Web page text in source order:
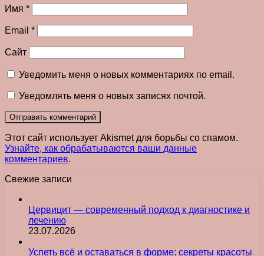
Имя *
Email *
Сайт
Уведомить меня о новых комментариях по email.
Уведомлять меня о новых записях почтой.
Этот сайт использует Akismet для борьбы со спамом.
Узнайте, как обрабатываются ваши данные
комментариев.
Свежие записи
Цервицит — современный подход к диагностике и
лечению
23.07.2026
Успеть всё и оставаться в форме: секреты красоты